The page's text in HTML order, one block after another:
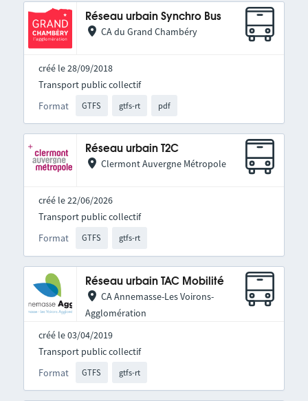
Réseau urbain Synchro Bus
CA du Grand Chambéry
créé le 28/09/2018
Format GTFS gtfs-rt pdf
Transport public collectif
Réseau urbain T2C
Clermont Auvergne Métropole
créé le 22/06/2026
Format GTFS gtfs-rt
Transport public collectif
Réseau urbain TAC Mobilité
CA Annemasse-Les Voirons-
Agglomération
créé le 03/04/2019
Format GTFS gtfs-rt
Transport public collectif